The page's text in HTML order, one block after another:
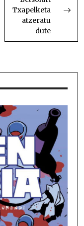
Txapelketa
atzeratu
dute